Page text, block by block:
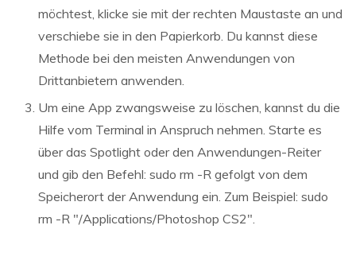
möchtest, klicke sie mit der rechten Maustaste an und
verschiebe sie in den Papierkorb. Du kannst diese
Methode bei den meisten Anwendungen von
Drittanbietern anwenden.
Um eine App zwangsweise zu löschen, kannst du die
Hilfe vom Terminal in Anspruch nehmen. Starte es
über das Spotlight oder den Anwendungen-Reiter
und gib den Befehl: sudo rm -R gefolgt von dem
Speicherort der Anwendung ein. Zum Beispiel: sudo
rm -R "/Applications/Photoshop CS2".